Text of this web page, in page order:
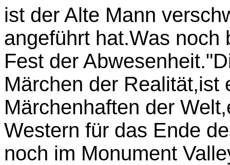
ist der Alte Mann
angeführt hat.Was noch
Fest der
Märchen der Realität,ist
Märchenhaften der
Western für das Ende
noch im Monument